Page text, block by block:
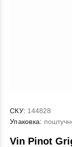
СКУ: 144828
Упаковка:
Vin Pinot